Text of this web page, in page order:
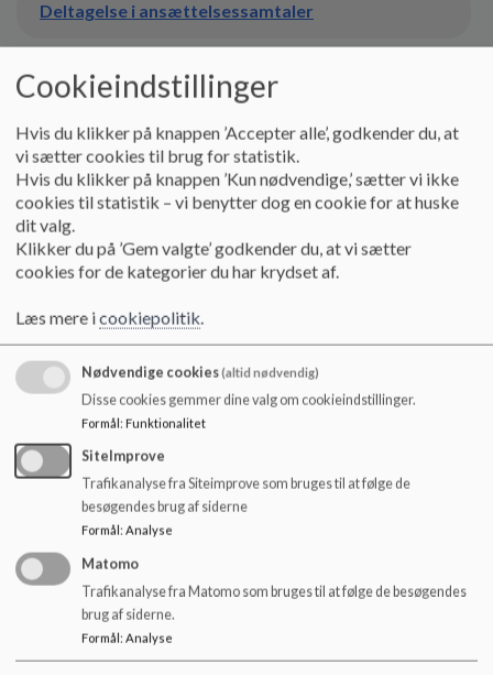
d
Deltagelse i ansættelsessamtaler
Lejrskoler
Princip for elevernes muligheder for at forlade skolen i pauserne
Forældrerådsarbejdet.pdf
Vikardækning
Tryksager
Undervisningens organisering - distrikt
Undervisningens organisering - special
Klassedannelse distrikt
Cookieindstillinger
Hvis du klikker på knappen ’Accepter alle’, godkender du, at
vi sætter cookies til brug for statistik.
Hvis du klikker på knappen ’Kun nødvendige,’ sætter vi ikke
cookies til statistik – vi benytter dog en cookie for at huske
dit valg.
Klikker du på ’Gem valgte’ godkender du, at vi sætter
cookies for de kategorier du har krydset af.
Læs mere icookiepolitik.
Nødvendige cookies(altid nødvendig)
Disse cookies gemmer dine valg om cookieindstillinger.
Formål: Funktionalitet
SiteImprove
Trafikanalyse fra Siteimprove som bruges til at følge de
besøgendes brug af siderne
Formål : Analyse
Matomo
Trafikanalyse fra Matomo som bruges til at følge de besøgendes
brug af siderne.
Formål: Analyse